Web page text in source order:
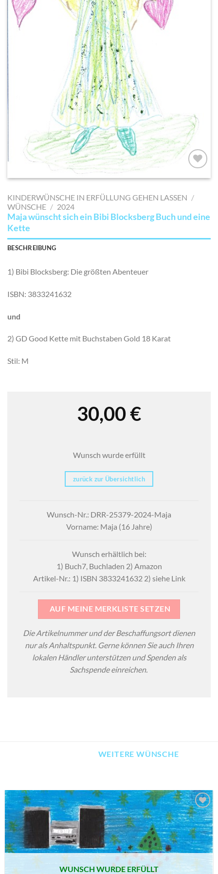
AUF MEINE
SETZEN
KINDERWÜNSCHE IN ERFÜLLUNG GEHEN LASSEN /
WÜNSCHE / 2024
Maja wünscht sich ein Bibi Blocksberg Buch und eine
Kette
BESCHREIBUNG
1) Bibi Blocksberg: Die größten Abenteuer
ISBN: 3833241632
und
2) GD Good Kette mit Buchstaben Gold 18 Karat
Stil: M
30,00€
Wunsch wurde erfüllt
zurück zur Übersichtlich
Wunsch-Nr.: DRR-25379-2024-Maja
Vorname: Maja (16 Jahre)
Wunsch erhältlich bei:
1) Buch7, Buchladen 2) Amazon
Artikel-Nr.: 1) ISBN 3833241632 2) siehe Link
AUF MEINE MERKLISTE SETZEN
Die Artikelnummer und der Beschaffungsort dienen
nur als Anhaltspunkt. Gerne können Sie auch Ihren
lokalen Händler unterstützen und Spenden als
Sachspende einreichen.
WEITERE WÜNSCHE
AUF MEINE
MERKLISTE
SETZEN
WUNSCH WURDE ERFÜLLT